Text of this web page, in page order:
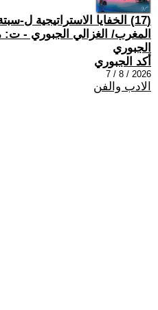
(17) الخفايا الاستراتيجية ل-
المغرب/ الغزالي الجبوري - ت:
الجبوري
أكد الجبوري
2026 / 8 / 7
الادب والفن